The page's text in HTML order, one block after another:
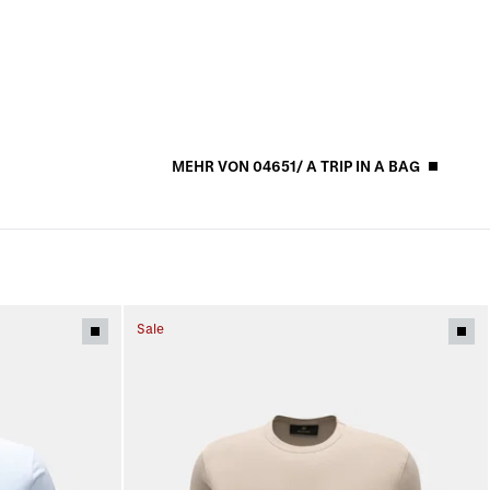
MEHR VON 04651/ A TRIP IN A BAG
Sale